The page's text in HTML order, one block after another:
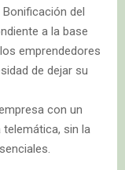
del
a la base
emprendedores
de dejar su
con un
sin la